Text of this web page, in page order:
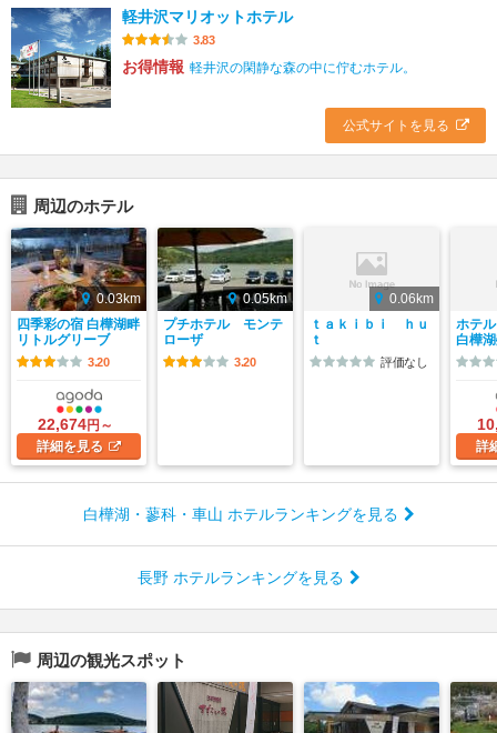
軽井沢マリオットホテル
3.83
お得情報 軽井沢の閑静な森の中に佇むホテル。
公式サイトを見る
周辺のホテル
0.03km
四季彩の宿 白樺湖畔
リトルグリーブ
3.20
22,674円～
詳細を見る
0.05km
プチホテル モンテ
ローザ
3.20
0.06km
ｔａｋｉｂｉ ｈｕ
ｔ
評価なし
ホテ
白樺
詳
白樺湖・蓼科・車山 ホテルランキングを見る
長野 ホテルランキングを見る
周辺の観光スポット